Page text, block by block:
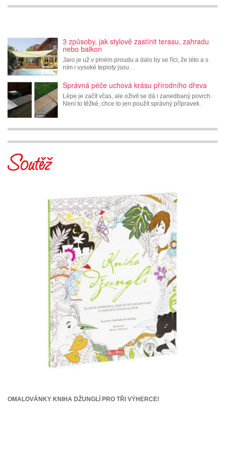
3 způsoby, jak stylově zastínit terasu, zahradu
nebo balkon
Jaro je už v plném proudu a dalo by se říci, že léto a s
ním i vysoké teploty jsou…
Správná péče uchová krásu přírodního dřeva
Lépe je začít včas, ale oživit se dá i zanedbaný povrch.
Není to těžké, chce to jen použít správný přípravek.
OMALOVÁNKY KNIHA DŽUNGLÍ PRO TŘI VÝHERCE!